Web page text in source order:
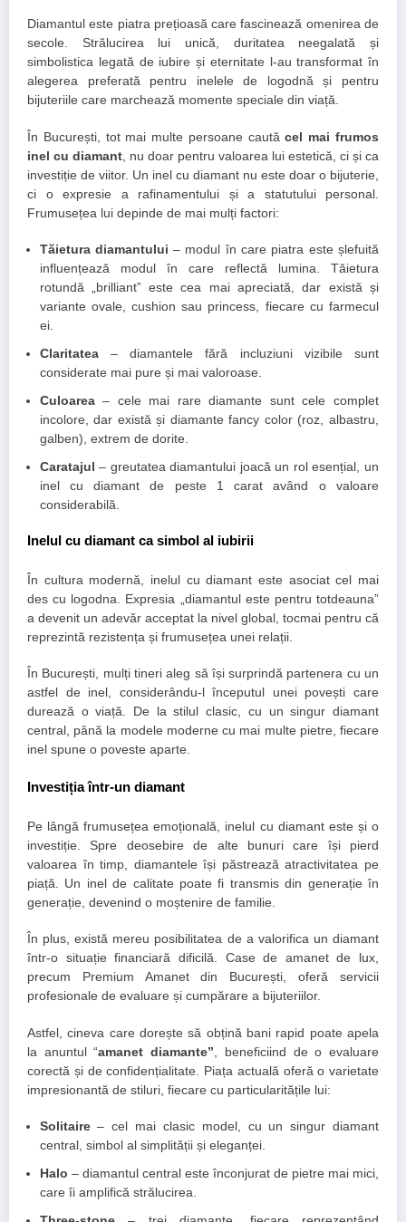
Diamantul este piatra prețioasă care fascinează omenirea de
secole. Strălucirea lui unică, duritatea neegalată și
simbolistica legată de iubire și eternitate l-au transformat în
alegerea preferată pentru inelele de logodnă și pentru
bijuteriile care marchează momente speciale din viață.
În București, tot mai multe persoane cautăcel mai frumos
inel cu diamant , nu doar pentru valoarea lui estetică, ci și ca
investiție de viitor. Un inel cu diamant nu este doar o bijuterie,
ci o expresie a rafinamentului și a statutului personal.
Frumusețea lui depinde de mai mulți factori:
Tăietura diamantului – modul în care piatra este șlefuită
influențează modul în care reflectă lumina. Tăietura
rotundă „brilliant” este cea mai apreciată, dar există și
variante ovale, cushion sau princess, fiecare cu farmecul
ei.
Claritatea– diamantele fără incluziuni vizibile sunt
considerate mai pure și mai valoroase.
Culoarea– cele mai rare diamante sunt cele complet
incolore, dar există și diamante fancy color (roz, albastru,
galben), extrem de dorite.
Caratajul – greutatea diamantului joacă un rol esențial, un
inel cu diamant de peste 1 carat având o valoare
considerabilă.
Inelul cu diamant ca simbol al iubirii
În cultura modernă, inelul cu diamant este asociat cel mai
des cu logodna. Expresia „diamantul este pentru totdeauna”
a devenit un adevăr acceptat la nivel global, tocmai pentru că
reprezintă rezistența și frumusețea unei relații.
În București, mulți tineri aleg să își surprindă partenera cu un
astfel de inel, considerându-l începutul unei povești care
durează o viață. De la stilul clasic, cu un singur diamant
central, până la modele moderne cu mai multe pietre, fiecare
inel spune o poveste aparte.
Investiția într-un diamant
Pe lângă frumusețea emoțională, inelul cu diamant este și o
investiție. Spre deosebire de alte bunuri care își pierd
valoarea în timp, diamantele își păstrează atractivitatea pe
piață. Un inel de calitate poate fi transmis din generație în
generație, devenind o moștenire de familie.
În plus, există mereu posibilitatea de a valorifica un diamant
într-o situație financiară dificilă. Case de amanet de lux,
precum Premium Amanet din București, oferă servicii
profesionale de evaluare și cumpărare a bijuteriilor.
Astfel, cineva care dorește să obțină bani rapid poate apela
la anuntul “amanet diamante” , beneficiind de o evaluare
corectă și de confidențialitate. Piața actuală oferă o varietate
impresionantă de stiluri, fiecare cu particularitățile lui:
Solitaire– cel mai clasic model, cu un singur diamant
central, simbol al simplității și eleganței.
Halo – diamantul central este înconjurat de pietre mai mici,
care îi amplifică strălucirea.